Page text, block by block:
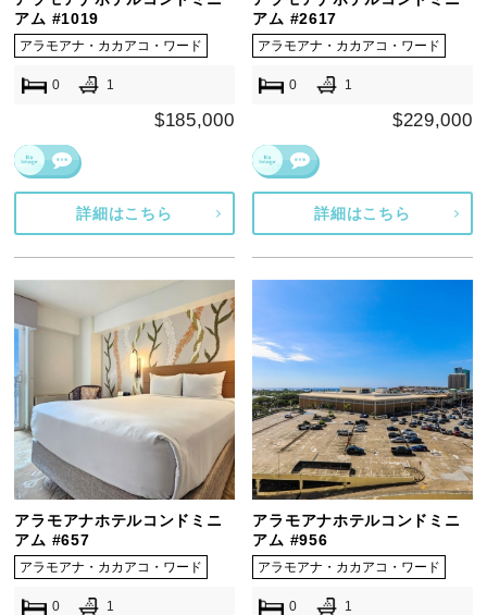
アム #1019
アラモアナ・カカアコ・ワード
0 1
$185,000
詳細はこちら
アム #2617
アラモアナ・カカアコ・ワード
0 1
$229,000
詳細はこちら
アラモアナホテルコンドミニ
アム #657
アラモアナ・カカアコ・ワード
0 1
アラモアナホテルコンドミニ
アム #956
アラモアナ・カカアコ・ワード
0 1